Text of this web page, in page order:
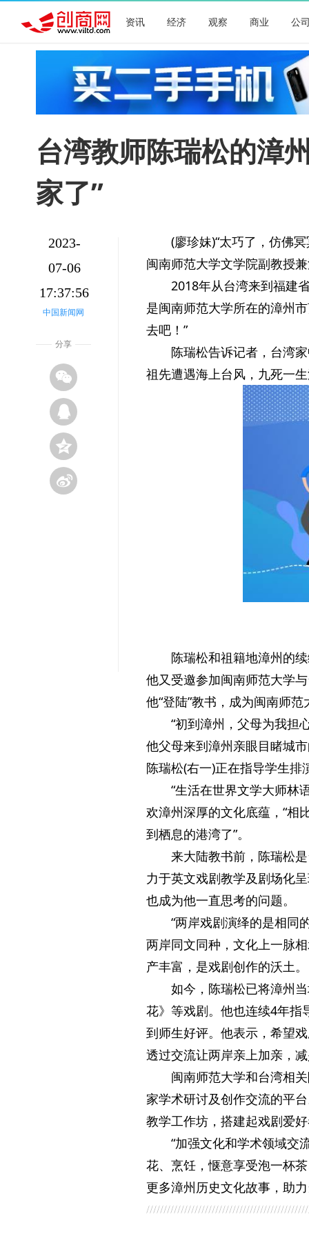
资讯 经济 观察 商业 公
台湾教师陈瑞松的漳
家了”
2023-
07-06
17:37:56
中国新闻网
分享
(廖珍妹)“太巧了，仿佛
闽南师范大学文学院副教授
2018年从台湾来到福建
是闽南师范大学所在的漳州
去吧！”
陈瑞松告诉记者，台湾
祖先遭遇海上台风，九死一
陈瑞松和祖籍地漳州的
他又受邀参加闽南师范大学
他“登陆”教书，成为闽南师
“初到漳州，父母为我担
他父母来到漳州亲眼目睹城
陈瑞松(右一)正在指导学生
“生活在世界文学大师林
欢漳州深厚的文化底蕴，“相
到栖息的港湾了”。
来大陆教书前，陈瑞松
力于英文戏剧教学及剧场化
也成为他一直思考的问题。
“两岸戏剧演绎的是相同
两岸同文同种，文化上一脉
产丰富，是戏剧创作的沃土。
如今，陈瑞松已将漳州
花》等戏剧。他也连续4年指
到师生好评。他表示，希望
透过交流让两岸亲上加亲，
闽南师范大学和台湾相
家学术研讨及创作交流的平
教学工作坊，搭建起戏剧爱
“加强文化和学术领域交
花、烹饪，惬意享受泡一杯
更多漳州历史文化故事，助